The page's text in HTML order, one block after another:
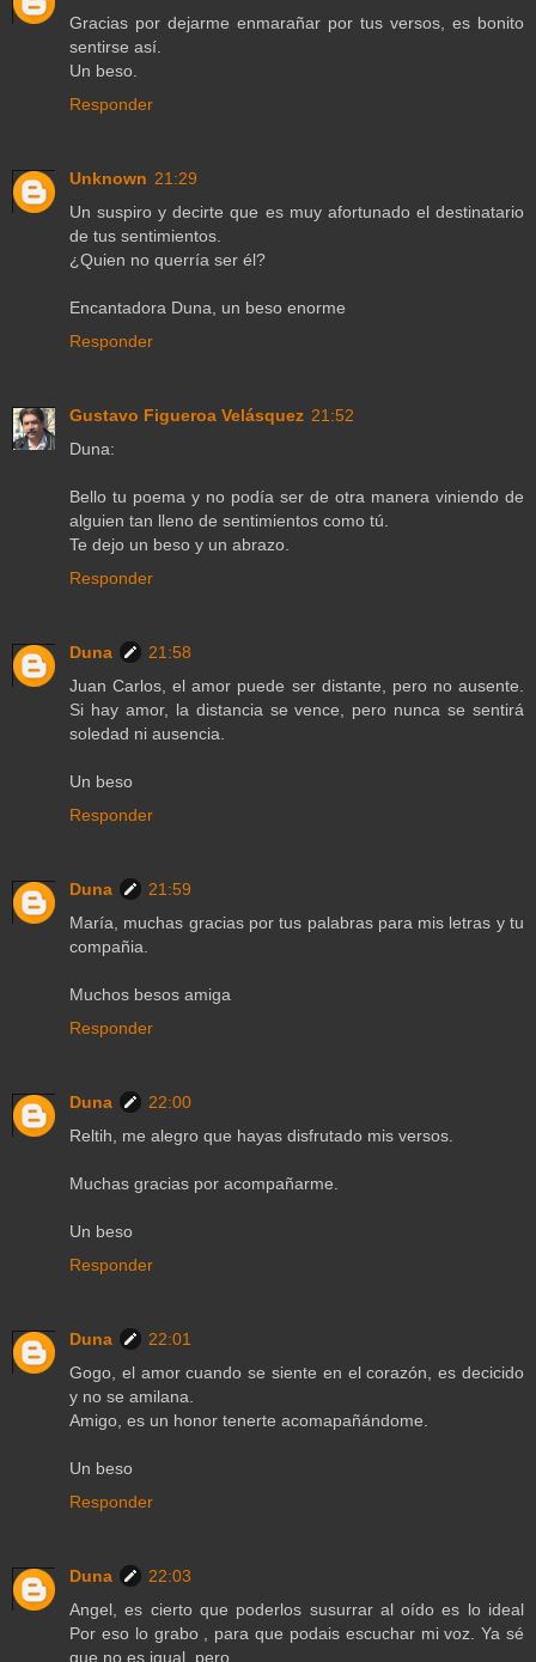
Gracias por dejarme enmarañar por tus versos, es bonito
sentirse así.
Un beso.
Responder
Unknown 21:29
Un suspiro y decirte que es muy afortunado el destinatario
de tus sentimientos.
¿Quien no querría ser él?
Encantadora Duna, un beso enorme
Responder
Gustavo Figueroa Velásquez 21:52
Duna:
Bello tu poema y no podía ser de otra manera viniendo de
alguien tan lleno de sentimientos como tú.
Te dejo un beso y un abrazo.
Responder
Duna
21:58
Juan Carlos, el amor puede ser distante, pero no ausente.
Si hay amor, la distancia se vence, pero nunca se sentirá
soledad ni ausencia.
Un beso
Responder
Duna
21:59
María, muchas gracias por tus palabras para mis letras y tu
compañia.
Muchos besos amiga
Responder
Duna
22:00
Reltih, me alegro que hayas disfrutado mis versos.
Muchas gracias por acompañarme.
Un beso
Responder
Duna
22:01
Gogo, el amor cuando se siente en el corazón, es decicido
y no se amilana.
Amigo, es un honor tenerte acomapañándome.
Un beso
Responder
Duna
22:03
Angel, es cierto que poderlos susurrar al oído es lo ideal
Por eso lo grabo , para que podais escuchar mi voz. Ya sé
que no es igual, pero...